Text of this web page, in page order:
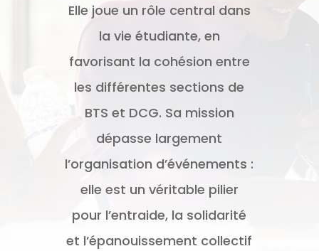
Elle joue un rôle central dans
la vie étudiante, en
favorisant la cohésion entre
les différentes sections de
BTS et DCG. Sa mission
dépasse largement
l’organisation d’événements :
elle est un véritable pilier
pour l’entraide, la solidarité
et l’épanouissement collectif